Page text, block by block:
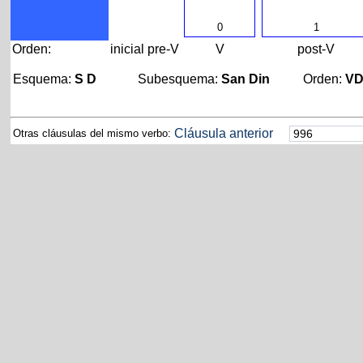
0 1
Orden: inicial pre-V V post-V
Esquema: S D Subesquema:San Din Orden:VD
Otras cláusulas del mismo verbo: Cláusula anterior